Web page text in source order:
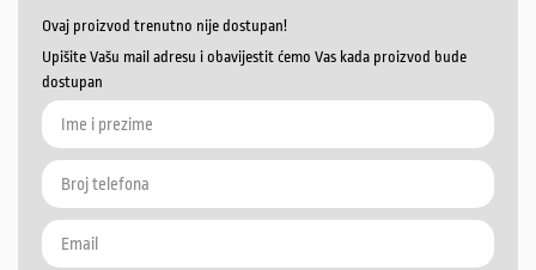
Ovaj proizvod trenutno nije dostupan!
Upišite Vašu mail adresu i obavijestit ćemo Vas kada proizvod bude
dostupan